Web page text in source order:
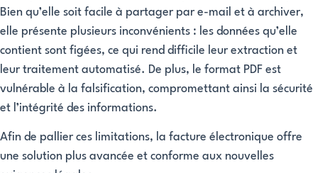
Bien qu’elle soit facile à partager par e-mail et à archiver,
elle présente plusieurs inconvénients : les données qu’elle
contient sont figées, ce qui rend difficile leur extraction et
leur traitement automatisé. De plus, le format PDF est
vulnérable à la falsification, compromettant ainsi la sécurité
et l’intégrité des informations.
Afin de pallier ces limitations, la facture électronique offre
une solution plus avancée et conforme aux nouvelles